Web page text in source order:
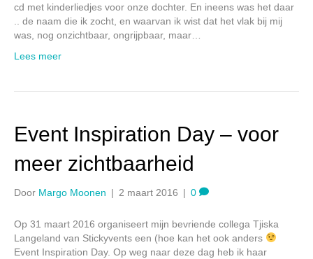
cd met kinderliedjes voor onze dochter. En ineens was het daar
.. de naam die ik zocht, en waarvan ik wist dat het vlak bij mij
was, nog onzichtbaar, ongrijpbaar, maar…
Lees meer
Event Inspiration Day – voor
meer zichtbaarheid
Door Margo Moonen | 2 maart 2016 | 0
Op 31 maart 2016 organiseert mijn bevriende collega Tjiska
Langeland van Stickyvents een (hoe kan het ook anders
Event Inspiration Day. Op weg naar deze dag heb ik haar